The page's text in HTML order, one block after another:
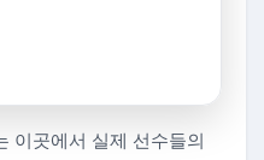
이곳에서 실제 선수들의